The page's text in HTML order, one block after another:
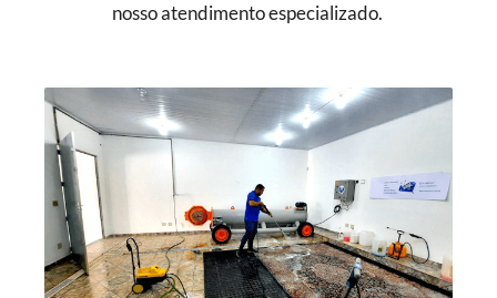
nosso atendimento especializado.